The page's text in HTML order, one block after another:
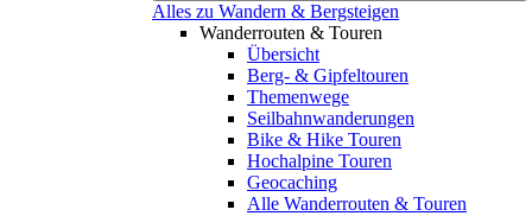
Alles zu Wandern & Bergsteigen
Wanderrouten & Touren
Übersicht
Berg- & Gipfeltouren
Themenwege
Seilbahnwanderungen
Bike & Hike Touren
Hochalpine Touren
Geocaching
Alle Wanderrouten & Touren